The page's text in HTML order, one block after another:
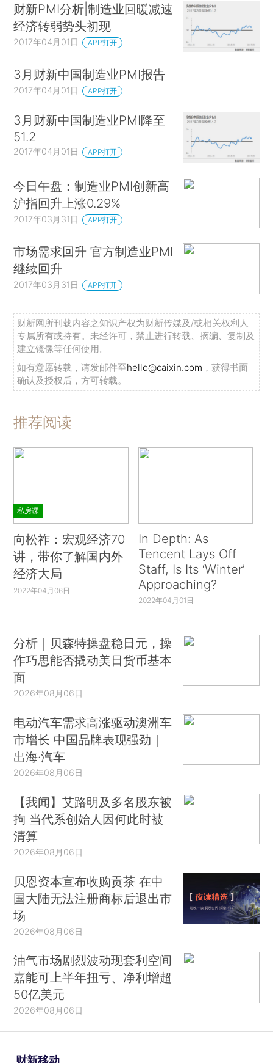
财新PMI分析|制造业回暖减速
经济转弱势头初现
2017年04月01日 APP打开
3月财新中国制造业PMI报告
2017年04月01日 APP打开
3月财新中国制造业PMI降至
51.2
2017年04月01日 APP打开
今日午盘：制造业PMI创新高
沪指回升上涨0.29%
2017年03月31日 APP打开
市场需求回升 官方制造业PMI
继续回升
2017年03月31日 APP打开
财新网所刊载内容之知识产权为财新传媒及/或相关权利人
专属所有或持有。未经许可，禁止进行转载、摘编、复制及
建立镜像等任何使用。
如有意愿转载，请发邮件至hello@caixin.com ，获得书面
确认及授权后，方可转载。
推荐阅读
私房课
向松祚：宏观经济70
讲，带你了解国内外
经济大局
2022年04月06日
In Depth: As
Tencent Lays Off
Staff, Is Its ‘Winter’
Approaching?
2022年04月01日
分析｜贝森特操盘稳日元，操
作巧思能否撬动美日货币基本
面
2026年08月06日
电动汽车需求高涨驱动澳洲车
市增长 中国品牌表现强劲｜
出海·汽车
2026年08月06日
【我闻】艾路明及多名股东被
拘 当代系创始人因何此时被
清算
2026年08月06日
贝恩资本宣布收购贡茶 在中
国大陆无法注册商标后退出市
场
2026年08月06日
油气市场剧烈波动现套利空间
嘉能可上半年扭亏、净利增超
50亿美元
2026年08月06日
财新移动